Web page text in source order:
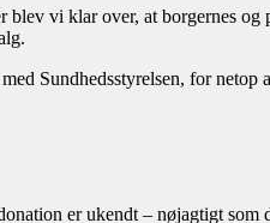
vi klar over, at borgernes
Sundhedsstyrelsen, for
er ukendt – nøjagtigt